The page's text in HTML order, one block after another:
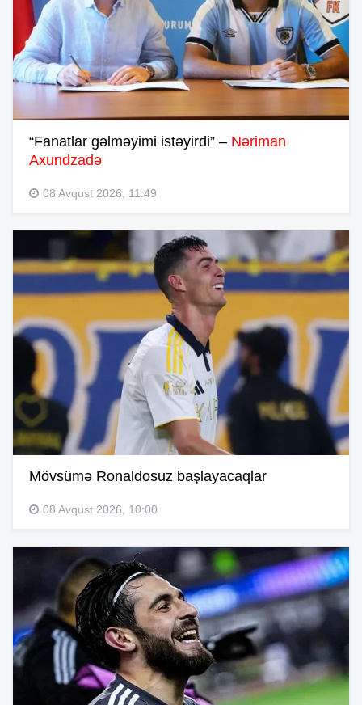
“Fanatlar gəlməyimi istəyirdi” – Nəriman
Axundzadə
08 Avqust 2026, 11:49
Mövsümə Ronaldosuz başlayacaqlar
08 Avqust 2026, 10:00